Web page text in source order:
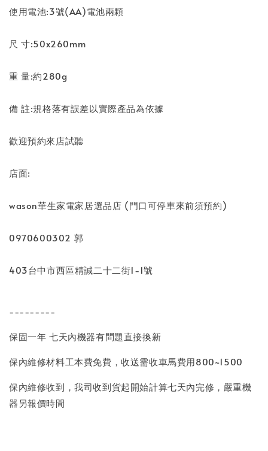
使用電池:3號(AA)電池兩顆
尺 寸:50x260mm
重 量:約280g
備 註:規格落有誤差以實際產品為依據
歡迎預約來店試聽
店面:
wason華生家電家居選品店 (門口可停車來前須預約)
0970600302 郭
403台中市西區精誠二十二街1-1號
---------
保固一年 七天內機器有問題直接換新
保內維修材料工本費免費，收送需收車馬費用800~1500
保內維修收到，我司收到貨起開始計算七天內完修，嚴重機
器另報價時間